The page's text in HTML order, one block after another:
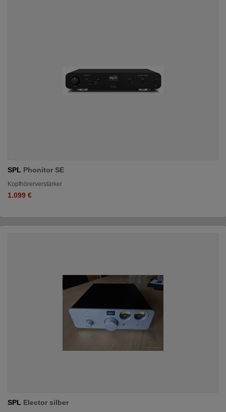
SPL Phonitor SE
Kopfhörerverstärker
1.099 €
SPL Elector silber